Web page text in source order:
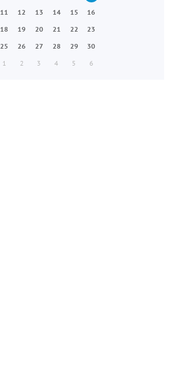
11 12 13 14 15
16
18 19 20 21 22
23
25 26 27 28 29
30
1 2 3 4 5 6